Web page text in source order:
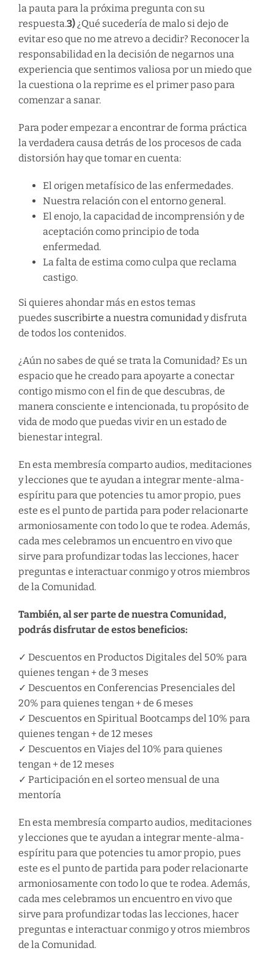
la pauta para la próxima pregunta con su
respuesta.3)¿Qué sucedería de malo si dejo de
evitar eso que no me atrevo a decidir? Reconocer la
responsabilidad en la decisión de negarnos una
experiencia que sentimos valiosa por un miedo que
la cuestiona o la reprime es el primer paso para
comenzar a sanar.
Para poder empezar a encontrar de forma práctica
la verdadera causa detrás de los procesos de cada
distorsión hay que tomar en cuenta:
El origen metafísico de las enfermedades.
Nuestra relación con el entorno general.
El enojo, la capacidad de incomprensión y de
aceptación como principio de toda
enfermedad.
La falta de estima como culpa que reclama
castigo.
Si quieres ahondar más en estos temas
puedes suscribirte a nuestra comunidady disfruta
de todos los contenidos.
¿Aún no sabes de qué se trata la Comunidad? Es un
espacio que he creado para apoyarte a conectar
contigo mismo con el fin de que descubras, de
manera consciente e intencionada, tu propósito de
vida de modo que puedas vivir en un estado de
bienestar integral.
En esta membresía comparto audios, meditaciones
y lecciones que te ayudan a integrar mente-alma-
espíritu para que potencies tu amor propio, pues
este es el punto de partida para poder relacionarte
armoniosamente con todo lo que te rodea. Además,
cada mes celebramos un encuentro en vivo que
sirve para profundizar todas las lecciones, hacer
preguntas e interactuar conmigo y otros miembros
de la Comunidad.
También, al ser parte de nuestra Comunidad,
podrás disfrutar de estos beneficios:
✓ Descuentos en Productos Digitales del 50% para
quienes tengan + de 3 meses
✓ Descuentos en Conferencias Presenciales del
20% para quienes tengan + de 6 meses
✓ Descuentos en Spiritual Bootcamps del 10% para
quienes tengan + de 12 meses
✓ Descuentos en Viajes del 10% para quienes
tengan + de 12 meses
✓ Participación en el sorteo mensual de una
mentoría
En esta membresía comparto audios, meditaciones
y lecciones que te ayudan a integrar mente-alma-
espíritu para que potencies tu amor propio, pues
este es el punto de partida para poder relacionarte
armoniosamente con todo lo que te rodea. Además,
cada mes celebramos un encuentro en vivo que
sirve para profundizar todas las lecciones, hacer
preguntas e interactuar conmigo y otros miembros
de la Comunidad.